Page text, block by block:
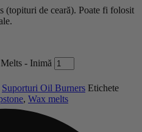
(topituri de ceară). Poate fi folosit
- Inimă
Suporturi Oil Burners Etichete
, Wax melts